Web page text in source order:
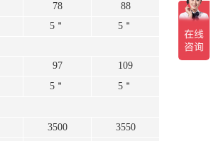
78
88
5＂ 5＂
97
109
5＂
5＂
3500
3550